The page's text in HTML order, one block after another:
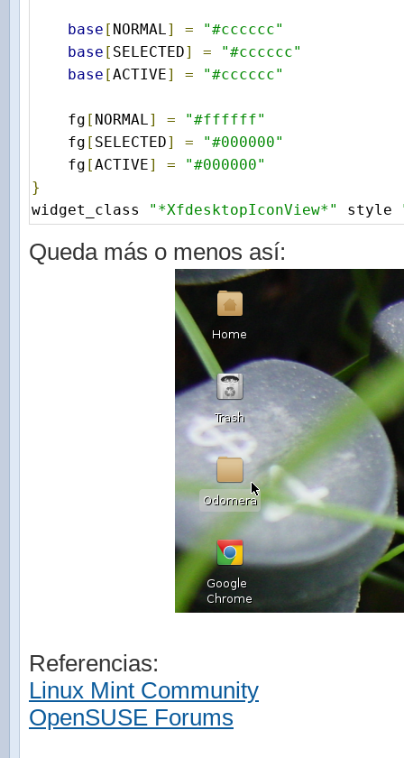
base [ NORMAL] =
"#cccccc"
base [ SELECTED] =
"#cccccc"
base [ACTIVE] = "#cccccc"
fg [ NORMAL] =
"#ffffff"
fg [ SELECTED] =
"#000000"
fg [ACTIVE] =
"#000000"
}
widget_class
"*XfdesktopIconView*" style
Queda más o menos así:
Referencias:
Linux Mint Community
OpenSUSE Forums